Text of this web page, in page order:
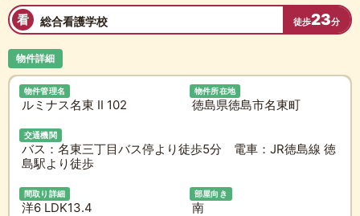
看 総合看護学校 徒歩23分
物件詳細
物件管理名
ルミナス名東 II 102
物件所在地
徳島県徳島市名東町
交通機関
バス：名東三丁目バス停より徒歩5分 電車：JR徳島線 徳
島駅より徒歩
間取り詳細
洋6 LDK13.4
部屋向き
南